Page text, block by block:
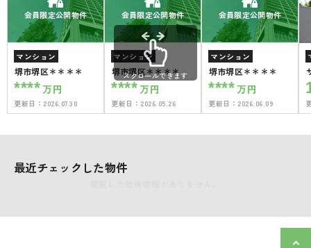
会員限定公開物件
マンション
堺市堺区＊＊＊＊
****万円
更新日： 2026.07.30
会員限定公開物件
マンション
堺市堺区＊＊＊＊
****万円
更新日： 2026.05.26
会員限定公開物件
マンション
堺市堺区＊＊＊＊
****万円
更新日： 2026.06.09
スクロールできます
最近チェックした物件